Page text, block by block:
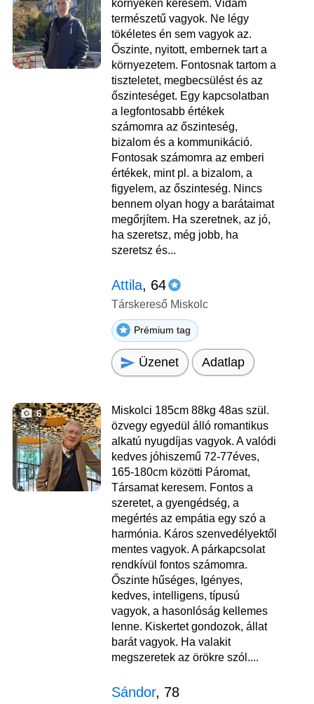
környékén keresem. Vidám
természetű vagyok. Ne légy
tökéletes én sem vagyok az.
Őszinte, nyitott, embernek tart a
környezetem. Fontosnak tartom a
tiszteletet, megbecsülést és az
őszinteséget. Egy kapcsolatban
a legfontosabb értékek
számomra az őszinteség,
bizalom és a kommunikáció.
Fontosak számomra az emberi
értékek, mint pl. a bizalom, a
figyelem, az őszinteség. Nincs
bennem olyan hogy a barátaimat
megőrjítem. Ha szeretnek, az jó,
ha szeretsz, még jobb, ha
szeretsz és...
Attila, 64
Társkereső Miskolc
Prémium tag
Üzenet Adatlap
6
Miskolci 185cm 88kg 48as szül.
özvegy egyedül álló romantikus
alkatú nyugdíjas vagyok. A valódi
kedves jóhiszemű 72-77éves,
165-180cm közötti Páromat,
Társamat keresem. Fontos a
szeretet, a gyengédség, a
megértés az empátia egy szó a
harmónia. Káros szenvedélyektől
mentes vagyok. A párkapcsolat
rendkívül fontos számomra.
Őszinte hűséges, Igényes,
kedves, intelligens, típusú
vagyok, a hasonlóság kellemes
lenne. Kiskertet gondozok, állat
barát vagyok. Ha valakit
megszeretek az örökre szól....
Sándor, 78